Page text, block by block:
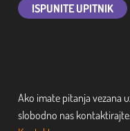
ISPUNITE UPITNIK
Ako imate pitanja vezana
slobodno nas kontaktirajte.